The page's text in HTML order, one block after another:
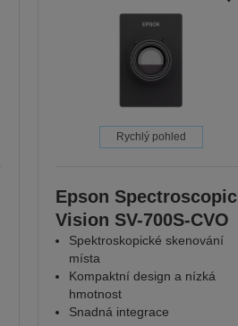
Rychlý pohled
Epson Spectroscopic
Vision SV-700S-CVO
Spektroskopické skenování
místa
Kompaktní design a nízká
hmotnost
Snadná integrace